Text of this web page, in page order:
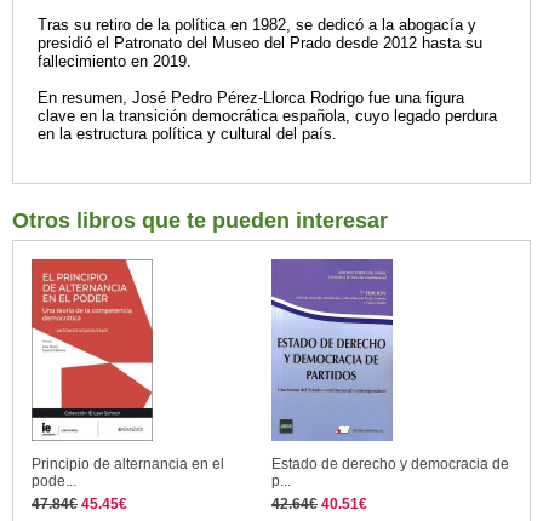
Tras su retiro de la política en 1982, se dedicó a la abogacía y
presidió el Patronato del Museo del Prado desde 2012 hasta su
fallecimiento en 2019.
En resumen, José Pedro Pérez-Llorca Rodrigo fue una figura
clave en la transición democrática española, cuyo legado perdura
en la estructura política y cultural del país.
Otros libros que te pueden interesar
Principio de alternancia en el
pode...
47.84€ 45.45€
Estado de derecho y democracia de
p...
42.64€ 40.51€